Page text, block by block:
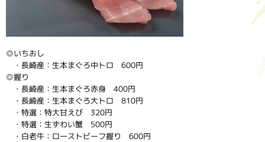
◎いちおし
・長崎産：生本まぐろ中トロ 600円
◎握り
・長崎産：生本まぐろ赤身 400円
・長崎産：生本まぐろ大トロ 810円
・特選：特大甘えび 320円
・特選：生ずわい蟹 500円
・白老牛：ローストビーフ握り 600円